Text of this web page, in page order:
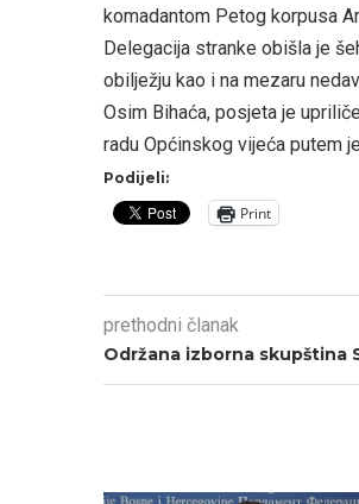
komadantom Petog korpusa
Delegacija stranke obišla je
obilježju kao i na mezaru
Osim Bihaća, posjeta je
radu Općinskog vijeća putem
Podijeli:
Print
prethodni članak
Održana izborna skupština